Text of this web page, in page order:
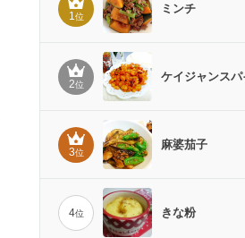
1位
ミンチ
2位
ケイジャンスパ
3位
麻婆茄子
4位 きな粉